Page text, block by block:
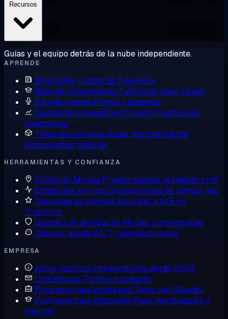
Guías y el equipo detrás de la nube independiente.
APRENDE
Blog Guías y notas de ingeniería
Base de conocimiento Tutoriales paso a paso
Sala de prensa Prensa y anuncios
Comparar proveedores Cloudzy frente a las
alternativas
Todos los recursos Guías, documentación,
herramientas, noticias
HERRAMIENTAS Y CONFIANZA
Cristal de Mirada Prueba nuestra red desde tu IP
Estado del servicio Disponibilidad en tiempo real
Opiniones de clientes Valorado 4,6/5 en
Trustpilot
Garantía de devolución 14 días, sin preguntas
Obtener ayuda 24/7, ingenieros reales
EMPRESA
Sobre nosotros Independiente desde 2008
Contáctanos Ponte en contacto
Programa para empresas Crece con Cloudzy
Programa para Educación Para investigación y
equipos